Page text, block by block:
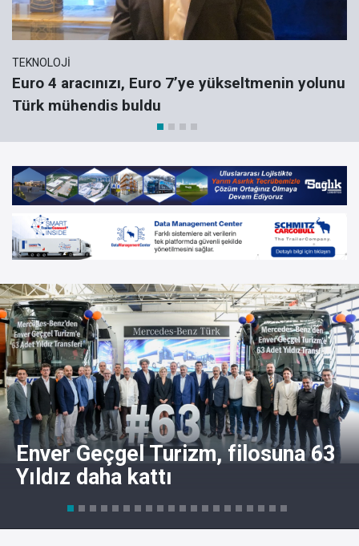
TEKNOLOJI
Euro 4 aracınızı, Euro 7’ye yükseltmenin yolunu
Türk mühendis buldu
Enver Geçgel Turizm, filosuna 63
Yıldız daha kattı